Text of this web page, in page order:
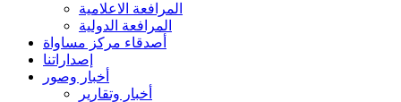
المرافعة الاعلامية
المرافعة الدولية
أصدقاء مركز مساواة
إصداراتنا
أخبار وصور
أخبار وتقارير